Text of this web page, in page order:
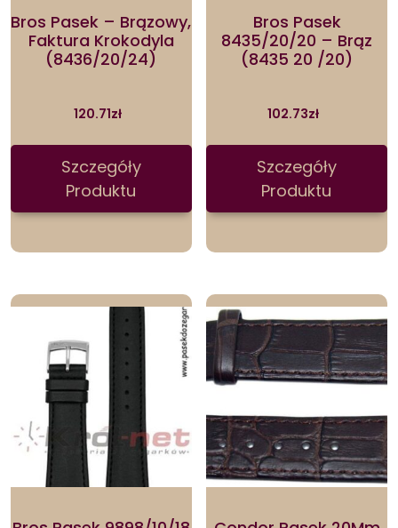
Bros Pasek – Brązowy,
Faktura Krokodyla
(8436/20/24)
120.71zł
Szczegóły
Produktu
Bros Pasek
8435/20/20 – Brąz
(8435 20 /20)
102.73zł
Szczegóły
Produktu